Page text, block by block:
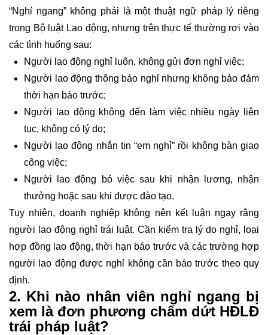
“Nghỉ ngang” không phải là một thuật ngữ pháp lý riêng
trong Bộ luật Lao động, nhưng trên thực tế thường rơi vào
các tình huống sau:
Người lao động nghỉ luôn, không gửi đơn nghỉ việc;
Người lao động thông báo nghỉ nhưng không bảo đảm
thời hạn báo trước;
Người lao động không đến làm việc nhiều ngày liên
tục, không có lý do;
Người lao động nhắn tin “em nghỉ” rồi không bàn giao
công việc;
Người lao động bỏ việc sau khi nhận lương, nhận
thưởng hoặc sau khi được đào tạo.
Tuy nhiên, doanh nghiệp không nên kết luận ngay rằng
người lao động nghỉ trái luật. Cần kiểm tra lý do nghỉ, loại
hợp đồng lao động, thời hạn báo trước và các trường hợp
người lao động được nghỉ không cần báo trước theo quy
định.
2. Khi nào nhân viên nghỉ ngang bị
xem là đơn phương chấm dứt HĐLĐ
trái pháp luật?